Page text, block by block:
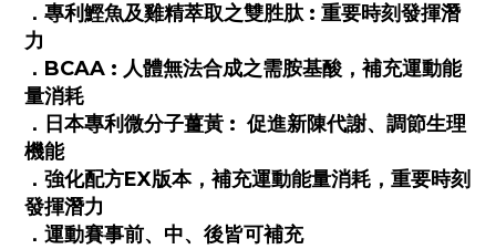
．專利鰹魚及雞精萃取之雙胜肽 : 重要時刻發揮潛
力
．BCAA : 人體無法合成之需胺基酸，補充運動能
量消耗
．日本專利微分子薑黃 : 促進新陳代謝、調節生理
機能
．強化配方EX版本，補充運動能量消耗，重要時刻
發揮潛力
．運動賽事前、中、後皆可補充